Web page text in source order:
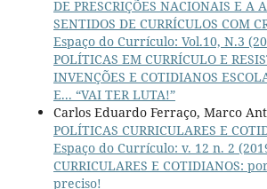
DE PRESCRIÇÕES NACIONAIS E A
SENTIDOS DE CURRÍCULOS COM
Espaço do Currículo: Vol.10, N.3
POLÍTICAS EM CURRÍCULO E
INVENÇÕES E COTIDIANOS
E... “VAI TER LUTA!”
Carlos Eduardo Ferraço, Marco
POLÍTICAS CURRICULARES E
Espaço do Currículo: v. 12 n. 2
CURRICULARES E COTIDIANOS:
preciso!